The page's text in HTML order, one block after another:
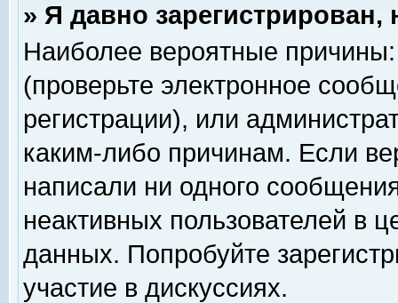
» Я давно
Наиболее вероятные
(проверьте электронное
регистрации), или
каким-либо причинам. Если
написали ни одного
неактивных пользователей в
данных. Попробуйте
участие в дискуссиях.